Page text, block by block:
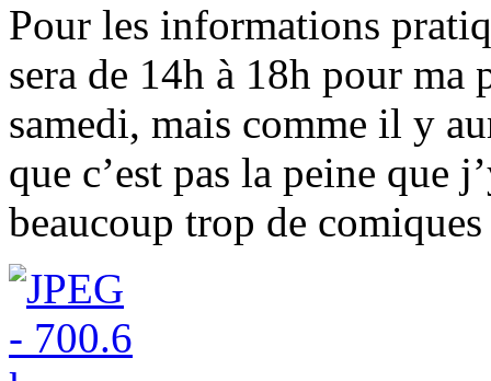
Pour les informations
sera de 14h à 18h pour ma
samedi, mais comme il y
que c’est pas la peine que
beaucoup trop de